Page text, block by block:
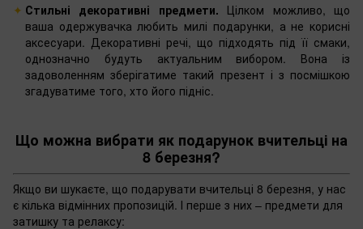
Стильні декоративні предмети. Цілком можливо, що
ваша одержувачка любить милі подарунки, а не корисні
аксесуари. Декоративні речі, що підходять під її смаки,
однозначно будуть актуальним вибором. Вона із
задоволенням зберігатиме такий презент і з посмішкою
згадуватиме того, хто його підніс.
Що можна вибрати як подарунок вчительці на
8 березня?
Якщо ви шукаєте, що подарувати вчительці 8 березня, у нас
є кілька відмінних пропозицій. І перше з них – предмети для
затишку та релаксу: